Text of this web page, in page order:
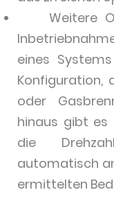
Weitere
eines
oder
hinaus gibt es
die
automatisch
ermittelten